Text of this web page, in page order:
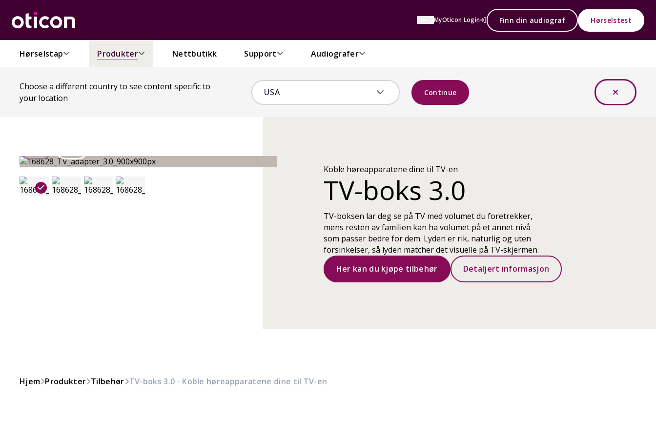
MyOticon Login Finn din audiograf Hørselstest
Hørselstap Produkter Nettbutikk Support Audiografer
Choose a different country to see content specific to
your location
Continue
Koble høreapparatene dine til TV-en
TV-boks 3.0
TV-boksen lar deg se på TV med volumet du foretrekker,
mens resten av familien kan ha volumet på et annet nivå
som passer bedre for dem. Lyden er rik, naturlig og uten
forsinkelser, så lyden matcher det visuelle på TV-skjermen.
Her kan du kjøpe tilbehør
Detaljert informasjon
Hjem Produkter Tilbehør TV-boks 3.0 - Koble høreapparatene dine til TV-en